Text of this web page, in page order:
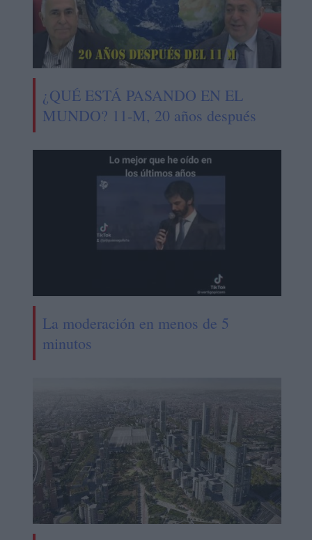
¿QUÉ ESTÁ PASANDO EN EL
MUNDO? 11-M, 20 años después
La moderación en menos de 5
minutos